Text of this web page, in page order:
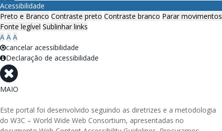
Acessibilidade
Preto e Branco Contraste preto Contraste branco Parar movimentos
Fonte legível Sublinhar links
A A A
cancelar acessibilidade
Declaração de acessibilidade
MAIO
Este portal foi desenvolvido seguindo as diretrizes e a metodologia
do W3C – World Wide Web Consortium, apresentadas no